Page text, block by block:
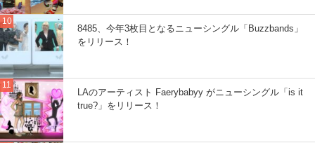
8485、今年3枚目となるニューシングル「Buzzbands」
をリリース！
LAのアーティスト Faerybabyy がニューシングル「is it
true?」をリリース！